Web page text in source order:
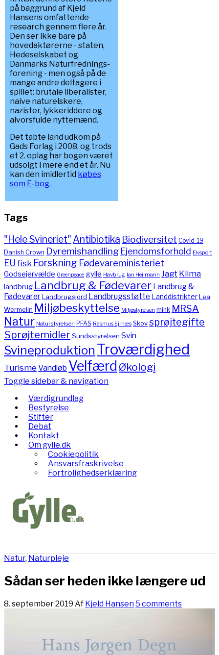
på baggrund af Kjeld
Hansens omfattende
research gennem flere år.
Den ser ikke bare på
hovedaktørerne - staten,
Hedeselskabet og
Danmarks Naturfrednings-
forening - men også på de
mange andre deltagere i
spillet: brutale liberalister,
naive naturelskere,
nazister, lykkeriddere og
alvorsfulde nyttemænd.
Det tabte land udkom på
Gads Forlag i 2008, og trods
et 2. oplag har bogen været
udsolgt i mere end et år. Nu
kan den imidlertid købes
som E-bog.
Tags
"Hele Svineriet" Antibiotika Biodiversitet Covid-19
Danish Crown Dyremishandling Ejendomsforhold Eksport
EUfisk Forskning Fødevareministeriet
Godsejervælde Greenpeace gylle Havbrug Ian Heilmann Jagt Klima
landbrug Landbrug & Fødevarer Landbrug &
FødevarerLandbrugsjord Landbrugsstøtte LanddistrikterLea
Wermelin Miljøbeskyttelse Miljøstyrelsen mink MRSA
Natur Naturstyrelsen PFAS Rasmus Ejrnæs Skov sprøjtegifte
Sprøjtemidler Sundsstyrelsen Svin
Svineproduktion Troværdighed
TurismeVandløb Velfærd Økologi
Toggle sidebar & navigation
Værdigrundlag
Bestyrelse
Stifter
Debat
Kontakt
Om gylle.dk
Cookiepolitik
Ansvarsfraskrivelse
Fortrolighedserklæring
Natur, Naturpleje
Sådan ser heden ikke længere ud
8. september 2019 Af Kjeld Hansen5 comments